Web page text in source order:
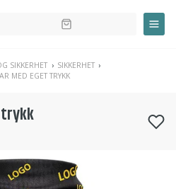
SIKKERHET
SIKKERHET
MED EGET TRYKK